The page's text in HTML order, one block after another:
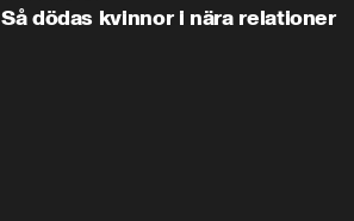
Så dödas kvinnor i nära relationer